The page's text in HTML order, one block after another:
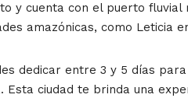
y cuenta con el puerto
amazónicas, como Leticia
dedicar entre 3 y 5 días
Esta ciudad te brinda una